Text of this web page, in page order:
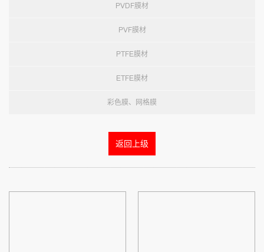
PVDF膜材
PVF膜材
PTFE膜材
ETFE膜材
彩色膜、网格膜
返回上级